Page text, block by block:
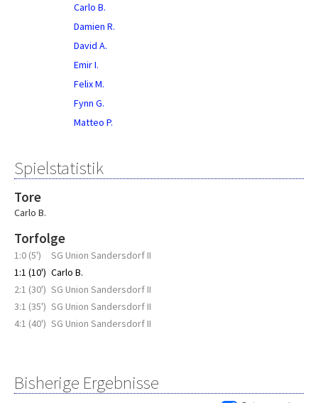
Carlo B.
Damien R.
David A.
Emir I.
Felix M.
Fynn G.
Matteo P.
Spielstatistik
Tore
Carlo B.
Torfolge
1:0 (5')
SG Union Sandersdorf II
1:1 (10') Carlo B.
2:1 (30') SG Union Sandersdorf II
3:1 (35') SG Union Sandersdorf II
4:1 (40') SG Union Sandersdorf II
Bisherige Ergebnisse